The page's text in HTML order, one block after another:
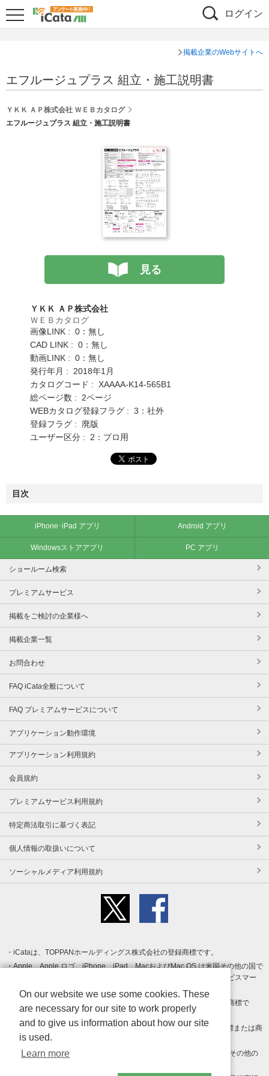
ログイン
掲載企業のWebサイトへ
エフルージュプラス 組立・施工説明書
ＹＫＫ ＡＰ株式会社 ＷＥＢカタログ
エフルージュプラス 組立・施工説明書
見る
ＹＫＫ ＡＰ株式会社
ＷＥＢカタログ
画像LINK : 0：無し
CAD LINK : 0：無し
動画LINK : 0：無し
発行年月 : 2018年1月
カタログコード : XAAAA-K14-565B1
総ページ数 : 2ページ
WEBカタログ登録フラグ : 3：社外
登録フラグ : 廃版
ユーザー区分 : 2：プロ用
目次
iPhone･iPad アプリ Android アプリ
Windowsストアアプリ PC アプリ
ショールーム検索
プレミアムサービス
掲載をご検討の企業様へ
掲載企業一覧
お問合わせ
FAQ iCata全般について
FAQ プレミアムサービスについて
アプリケーション動作環境
アプリケーション利用規約
会員規約
プレミアムサービス利用規約
特定商法取引に基づく表記
個人情報の取扱いについて
ソーシャルメディア利用規約
iCataは、TOPPANホールディングス株式会社の登録商標です。
Apple、Apple ロゴ、iPhone、iPad、MacおよびMac OS は米国その他の国で
登録された Apple Inc. の商標です。App Store は Apple Inc. のサービスマー
クです。
Android、Google Play および Google Play ロゴ は Google LLC の商標で
す。
Windows は Microsoft Inc.の米国およびその他の国における登録商標または商
標です。
Adobe、Adobe Reader、Adobe PDF は、Adobe Inc.の米国およびその他の
On our website we use some cookies. These
are necessary for our site to work properly
and to give us information about how our site
is used.
Learn more